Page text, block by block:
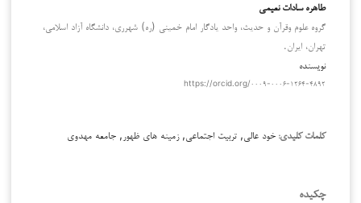
طاهره سادات نعیمی
گروه علوم وقرآن و حدیث، واحد يادگار امام خميني (ره) شهرري، دانشگاه آزاد اسلامی،
تهران، ايران.
نویسنده
https://orcid.org/۰۰۰۹-۰۰۰۶-۱۲۶۴-۴۸۹۲
کلمات کلیدی: خود عالی, تربیت اجتماعی, زمینه های ظهور, جامعه مهدوی
چکیده